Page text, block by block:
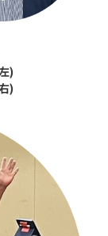
)
)